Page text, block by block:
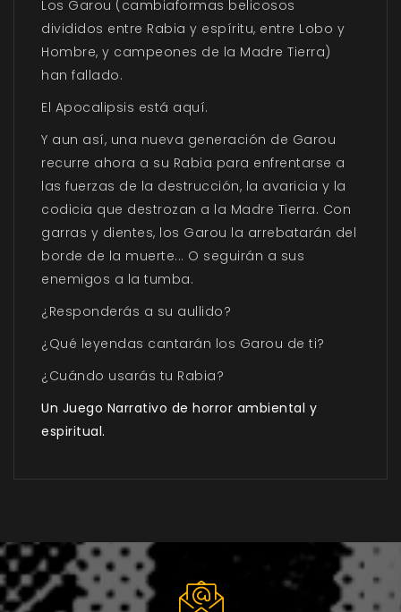
Los Garou (cambiaformas belicosos
divididos entre Rabia y espíritu, entre Lobo y
Hombre, y campeones de la Madre Tierra)
han fallado.
El Apocalipsis está aquí.
Y aun así, una nueva generación de Garou
recurre ahora a su Rabia para enfrentarse a
las fuerzas de la destrucción, la avaricia y la
codicia que destrozan a la Madre Tierra. Con
garras y dientes, los Garou la arrebatarán del
borde de la muerte... O seguirán a sus
enemigos a la tumba.
¿Responderás a su aullido?
¿Qué leyendas cantarán los Garou de ti?
¿Cuándo usarás tu Rabia?
Un Juego Narrativo de horror ambiental y
espiritual.